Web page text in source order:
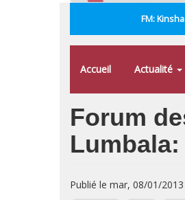
FM:
Accueil Actualité
Forum
Publié le mar, 08/01/